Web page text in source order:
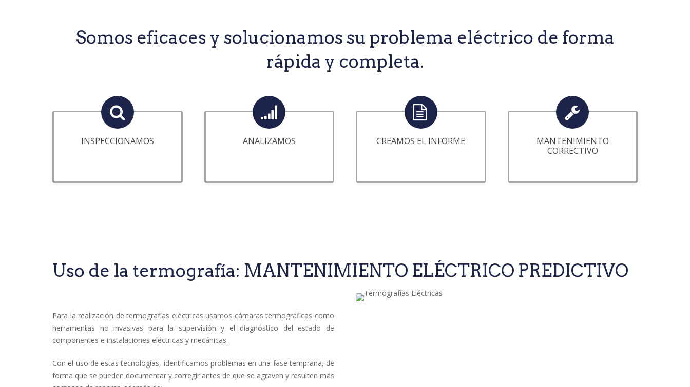
Somos eficaces y solucionamos su problema eléctrico de forma
rápida y completa.
INSPECCIONAMOS ANALIZAMOS CREAMOS EL INFORME
MANTENIMIENTO
CORRECTIVO
Uso de la termografía: MANTENIMIENTO ELÉCTRICO PREDICTIVO
Para la realización de termografías eléctricas usamos cámaras termográficas como
herramentas no invasivas para la supervisión y el diagnóstico del estado de
componentes e instalaciones eléctricas y mecánicas.
Con el uso de estas tecnologías, identificamos problemas en una fase temprana, de
forma que se pueden documentar y corregir antes de que se agraven y resulten más